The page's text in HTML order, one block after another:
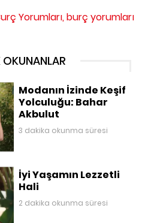
Yorumları, burç yorumları
Modanın İzinde Keşif
Yolculuğu: Bahar
Akbulut
3 dakika okunma süresi
İyi Yaşamın Lezzetli
Hali
2 dakika okunma süresi